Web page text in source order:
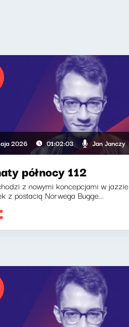
2026 01:02:03 Jan Janczy
północy 112
z nowymi koncepcjami w
z postacią Norwega Bugge...